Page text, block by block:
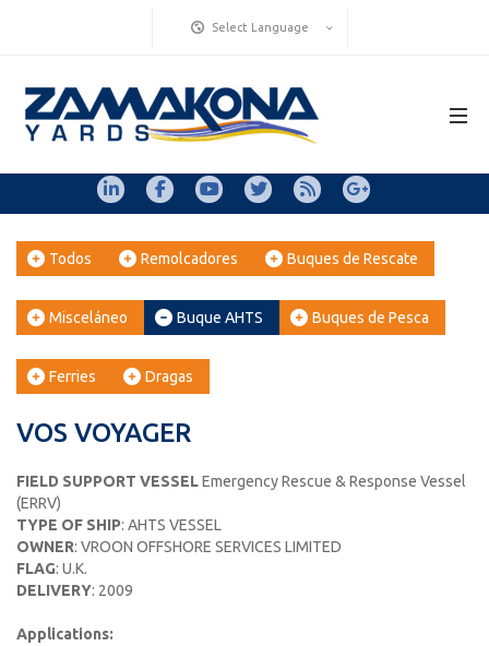
Select Language
Todos Remolcadores Buques de Rescate
Misceláneo Buque AHTS Buques de Pesca
Ferries Dragas
VOS VOYAGER
FIELD SUPPORT VESSELEmergency Rescue & Response Vessel
(ERRV)
TYPE OF SHIP: AHTS VESSEL
OWNER: VROON OFFSHORE SERVICES LIMITED
FLAG: U.K.
DELIVERY: 2009
Applications: